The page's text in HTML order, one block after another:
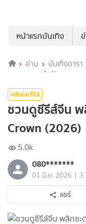
หน้าแรกบันเทิง
อ่าน บันเทิงดารา
พลิกชะตาเหนือฟ้า Ashes
หนังและซีรีส์
ชวนดูซีรีส์จีน พ
Crown (2026)
5.0k
080*******
01 มิ.ย. 2026 | 3
แชร์